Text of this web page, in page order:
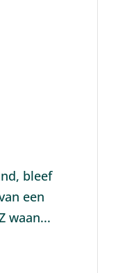
bleef
een
waan...